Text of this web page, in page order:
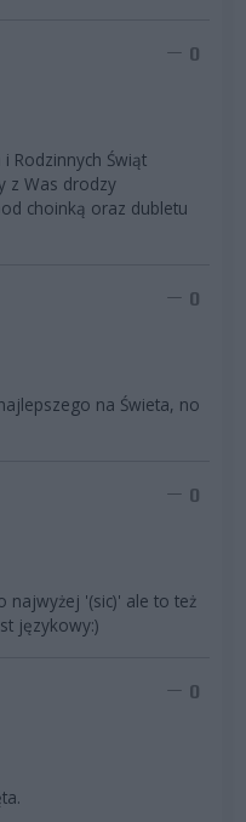
0
Rodzinnych Świąt
z Was drodzy
choinką oraz dubletu
0
na Świeta, no
0
najwyżej '(sic)' ale to też
językowy:)
0